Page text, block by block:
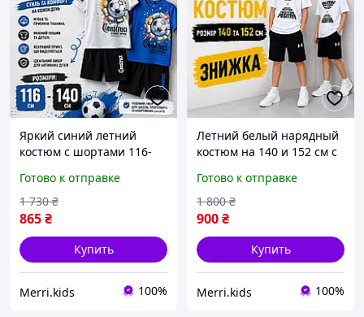
Яркий синий летний
костюм с шортами 116-
для мальчик подростка,
детский комплект с
рисунком на 6-11 лет
Готово к отправке
865₴
1 730 ₴
Купить
Merri.kids 100%
Летний белый нарядный
костюм на 140 и 152 см с
подростка, детский серый
комплект футболка
шорты
Готово к отправке
900₴
1 800 ₴
Купить
Merri.kids 100%